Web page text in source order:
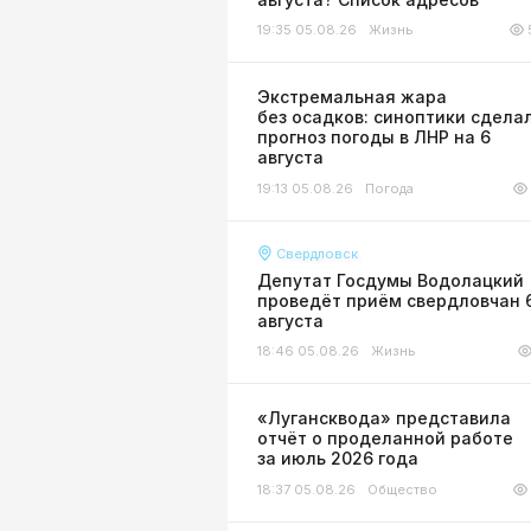
19:35 05.08.26 Жизнь
Экстремальная жара
без осадков: синоптики
прогноз погоды в ЛНР на 6
августа
19:13 05.08.26 Погода
Свердловск
Депутат Госдумы Водолацкий
проведёт приём свердловчан
августа
18:46 05.08.26 Жизнь
«Лугансквода» представила
отчёт о проделанной работе
за июль 2026 года
18:37 05.08.26 Общество